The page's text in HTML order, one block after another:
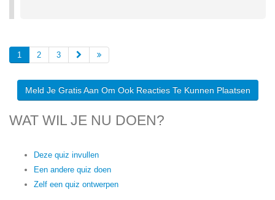
1 2 3
Meld Je Gratis Aan Om Ook Reacties Te Kunnen Plaatsen
WAT WIL JE NU DOEN?
Deze quiz invullen
Een andere quiz doen
Zelf een quiz ontwerpen